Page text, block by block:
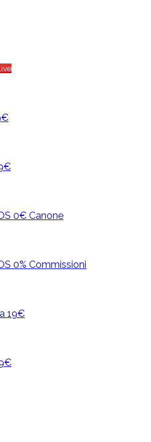
0€ Canone
0% Commissioni
19€